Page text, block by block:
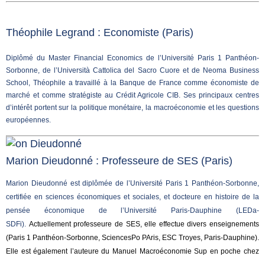
Théophile Legrand : Economiste (Paris)
Diplômé du Master Financial Economics de l’Université Paris 1 Panthéon-
Sorbonne, de l’Università Cattolica del Sacro Cuore et de Neoma Business
School, Théophile a travaillé à la Banque de France comme économiste de
marché et comme stratégiste au Crédit Agricole CIB. Ses principaux centres
d’intérêt portent sur la politique monétaire, la macroéconomie et les questions
européennes.
Marion Dieudonné : Professeure de SES (Paris)
Marion Dieudonné est diplômée de l’Université Paris 1 Panthéon-Sorbonne,
certifiée en sciences économiques et sociales, et docteure en histoire de la
pensée économique de l’Université Paris-Dauphine (LEDa-
SDFi). Actuellement professeure de SES, elle effectue divers enseignements
(Paris 1 Panthéon-Sorbonne, SciencesPo PAris, ESC Troyes, Paris-Dauphine).
Elle est également l’auteure du Manuel Macroéconomie Sup en poche chez